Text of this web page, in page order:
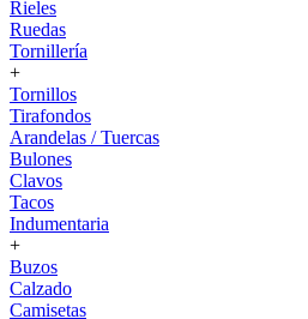
Rieles
Ruedas
Tornillería
+
Tornillos
Tirafondos
Arandelas / Tuercas
Bulones
Clavos
Tacos
Indumentaria
+
Buzos
Calzado
Camisetas